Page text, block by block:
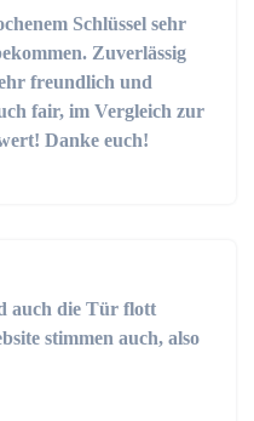
Schlüssel sehr
Zuverlässig
freundlich und
fair, im Vergleich zur
Danke euch!
auch die Tür flott
stimmen auch, also